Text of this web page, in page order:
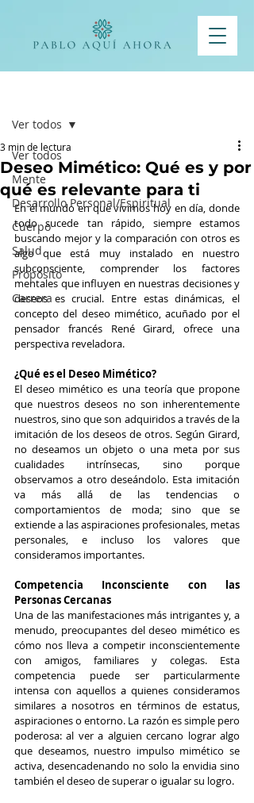
Ver todos
Mente
Desarrollo Personal/Espiritual
Cuerpo
Salud
Propósito
Carrera
Ver todos
Deseo Mimético: Qué es y por
qué es relevante para ti
3 min de lectura
En el mundo en que vivimos hoy en día, donde
todo sucede tan rápido, siempre estamos
buscando mejor y la comparación con otros es
algo que está muy instalado en nuestro
subconsciente, comprender los factores
mentales que influyen en nuestras decisiones y
deseos es crucial. Entre estas dinámicas, el
concepto del deseo mimético, acuñado por el
pensador francés René Girard, ofrece una
perspectiva reveladora.
¿Qué es el Deseo Mimético?
El deseo mimético es una teoría que propone
que nuestros deseos no son inherentemente
nuestros, sino que son adquiridos a través de la
imitación de los deseos de otros. Según Girard,
no deseamos un objeto o una meta por sus
cualidades intrínsecas, sino porque
observamos a otro deseándolo. Esta imitación
va más allá de las tendencias o
comportamientos de moda; sino que se
extiende a las aspiraciones profesionales, metas
personales, e incluso los valores que
consideramos importantes.
Competencia Inconsciente con las
Personas Cercanas
Una de las manifestaciones más intrigantes y, a
menudo, preocupantes del deseo mimético es
cómo nos lleva a competir inconscientemente
con amigos, familiares y colegas. Esta
competencia puede ser particularmente
intensa con aquellos a quienes consideramos
similares a nosotros en términos de estatus,
aspiraciones o entorno. La razón es simple pero
poderosa: al ver a alguien cercano lograr algo
que deseamos, nuestro impulso mimético se
activa, desencadenando no solo la envidia sino
también el deseo de superar o igualar su logro.